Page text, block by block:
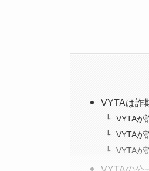
VYTAは詐
VYTAが
VYTAが
VYTAが